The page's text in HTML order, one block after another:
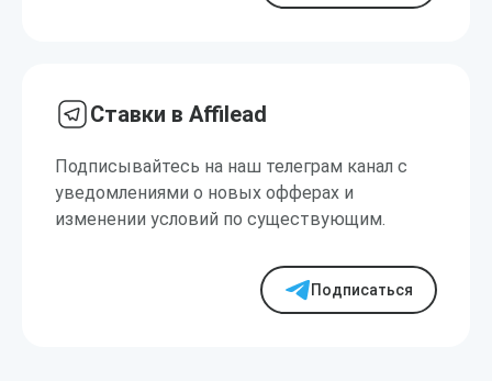
Ставки в Affilead
Подписывайтесь на наш телеграм канал с
уведомлениями о новых офферах и
изменении условий по существующим.
Подписаться